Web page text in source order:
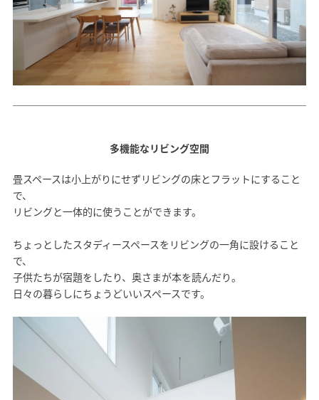
多機能なリビング空間
畳スペースは小上がりにせずリビングの床とフラットにすること
で、
リビングと一体的に使うことができます。
ちょっとしたスタディースペースをリビングの一角に設けること
で、
子供たちが宿題をしたり、奥さまが本を読んだり。
日々の暮らしにちょうどいいスペースです。